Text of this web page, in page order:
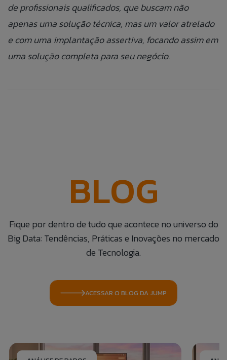
de profissionais qualificados, que buscam não
apenas uma solução técnica, mas um valor atrelado
e com uma implantação assertiva, focando assim em
uma solução completa para seu negócio.
BLOG
Fique por dentro de tudo que acontece no universo do
Big Data: Tendências, Práticas e Inovações no mercado
de Tecnologia.
ACESSAR O BLOG DA JUMP
ANEXAR CURRÍCULO
possibilitar que a Jump Label identifique e entre em